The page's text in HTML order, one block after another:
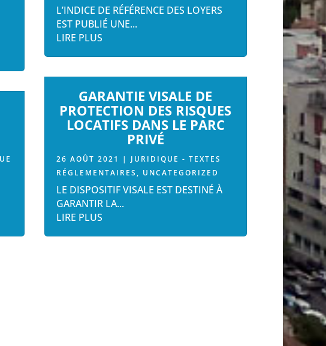
L’INDICE DE RÉFÉRENCE DES LOYERS
EST PUBLIÉ UNE...
LIRE PLUS
GARANTIE VISALE DE
PROTECTION DES RISQUES
LOCATIFS DANS LE PARC
PRIVÉ
26 AOÛT 2021 | JURIDIQUE - TEXTES
RÉGLEMENTAIRES , UNCATEGORIZED
LE DISPOSITIF VISALE EST DESTINÉ À
GARANTIR LA...
LIRE PLUS